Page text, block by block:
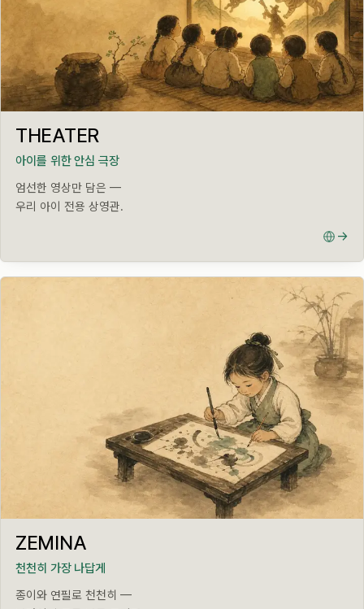
THEATER
아이를 위한 안심 극장
엄선한 영상만 담은 —
우리 아이 전용 상영관.
→
ZEMINA
천천히 가장 나답게
종이와 연필로 천천히 —